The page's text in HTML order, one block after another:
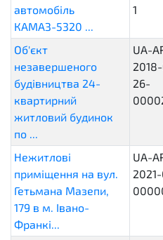
автомобіль
КАМАЗ-5320 ...
1
Об'єкт
незавершеного
будівництва 24-
квартирний
житловий будинок
по ...
UA-
26-
Нежитлові
приміщення на вул.
Гетьмана Мазепи,
179 в м. Івано-
Франкі...
UA-